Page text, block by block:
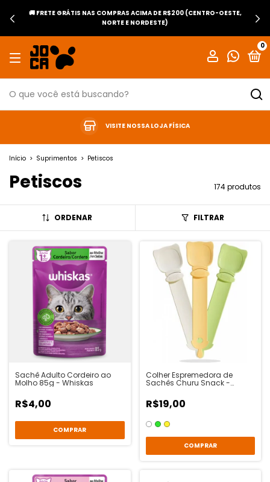
🚚 FRETE GRÁTIS NAS COMPRAS ACIMA DE R$200 (CENTRO-OESTE,
NORTE E NORDESTE)
0
VISITE NOSSA LOJA FÍSICA
Início > Suprimentos > Petiscos
Petiscos 174 produtos
ORDENAR FILTRAR
Sachê Adulto Cordeiro ao
Molho 85g - Whiskas
R$4,00
Colher Espremedora de
Sachês Churu Snack -
R$19,00
COMPRAR